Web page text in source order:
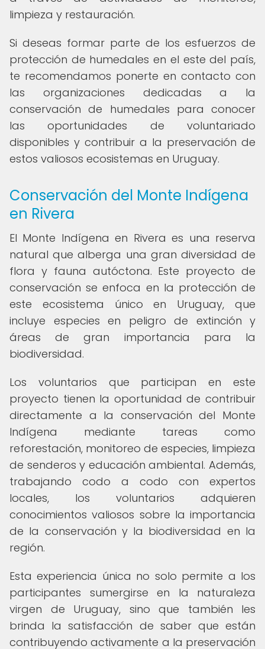
limpieza y restauración.
Si deseas formar parte de los esfuerzos de
protección de humedales en el este del país,
te recomendamos ponerte en contacto con
las organizaciones dedicadas a la
conservación de humedales para conocer
las oportunidades de voluntariado
disponibles y contribuir a la preservación de
estos valiosos ecosistemas en Uruguay.
Conservación del Monte Indígena
en Rivera
El Monte Indígena en Rivera es una reserva
natural que alberga una gran diversidad de
flora y fauna autóctona. Este proyecto de
conservación se enfoca en la protección de
este ecosistema único en Uruguay, que
incluye especies en peligro de extinción y
áreas de gran importancia para la
biodiversidad.
Los voluntarios que participan en este
proyecto tienen la oportunidad de contribuir
directamente a la conservación del Monte
Indígena mediante tareas como
reforestación, monitoreo de especies, limpieza
de senderos y educación ambiental. Además,
trabajando codo a codo con expertos
locales, los voluntarios adquieren
conocimientos valiosos sobre la importancia
de la conservación y la biodiversidad en la
región.
Esta experiencia única no solo permite a los
participantes sumergirse en la naturaleza
virgen de Uruguay, sino que también les
brinda la satisfacción de saber que están
contribuyendo activamente a la preservación